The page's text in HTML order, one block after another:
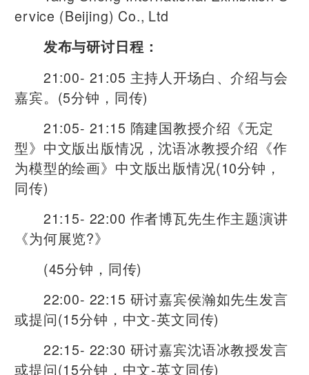
ervice (Beijing) Co., Ltd
发布与研讨日程：
21:00- 21:05 主持人开场白、介绍与会
嘉宾。(5分钟，同传)
21:05- 21:15 隋建国教授介绍《无定
型》中文版出版情况，沈语冰教授介绍《作
为模型的绘画》中文版出版情况(10分钟，
同传)
21:15- 22:00 作者博瓦先生作主题演讲
《为何展览?》
(45分钟，同传)
22:00- 22:15 研讨嘉宾侯瀚如先生发言
或提问(15分钟，中文-英文同传)
22:15- 22:30 研讨嘉宾沈语冰教授发言
或提问(15分钟，中文-英文同传)